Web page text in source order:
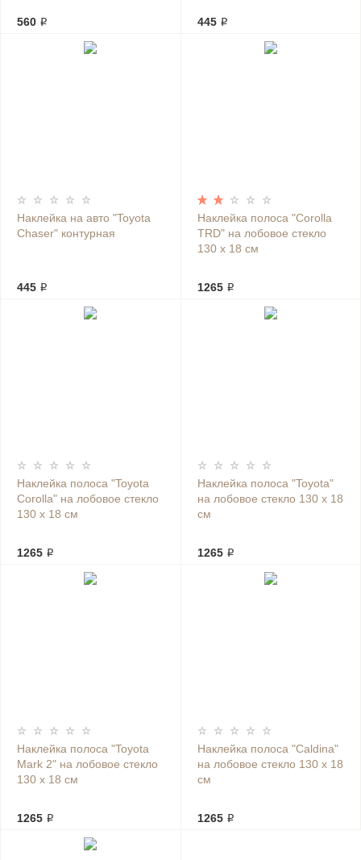
560 ₽ 445 ₽
Наклейка на авто "Toyota
Chaser" контурная
445 ₽
Наклейка полоса "Corolla
TRD" на лобовое стекло
130 х 18 см
1265 ₽
Наклейка полоса "Toyota
Corolla" на лобовое стекло
130 х 18 см
1265 ₽
Наклейка полоса "Toyota"
на лобовое стекло 130 х 18
см
1265 ₽
Наклейка полоса "Toyota
Mark 2" на лобовое стекло
130 х 18 см
1265 ₽
Наклейка полоса "Caldina"
на лобовое стекло 130 х 18
см
1265 ₽